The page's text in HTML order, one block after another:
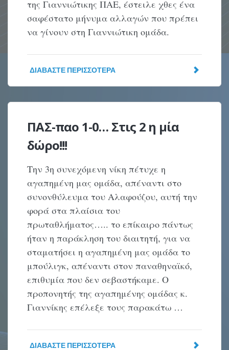
της Γιαννιώτικης ΠΑΕ, έστειλε χθες ένα
σαφέστατο μήνυμα αλλαγών που πρέπει
να γίνουν στη Γιαννιώτικη ομάδα.
ΔΙΑΒΆΣΤΕ ΠΕΡΙΣΣΌΤΕΡΑ
ΠΑΣ-παο 1-0… Στις 2 η μία
δώρο!!!
Την 3η συνεχόμενη νίκη πέτυχε η
αγαπημένη μας ομάδα, απέναντι στο
συνονθύλευμα του Αλαφούζου, αυτή την
φορά στα πλαίσια του
πρωταθλήματος….. το επίκαιρο πάντως
ήταν η παράκληση του διαιτητή, για να
σταματήσει η αγαπημένη μας ομάδα το
μπούλιγκ, απέναντι στον παναθηναϊκό,
επιθυμία που δεν σεβαστήκαμε. Ο
προπονητής της αγαπημένης ομάδας κ.
Γιαννίκης επέλεξε τους παρακάτω …
ΔΙΑΒΆΣΤΕ ΠΕΡΙΣΣΌΤΕΡΑ